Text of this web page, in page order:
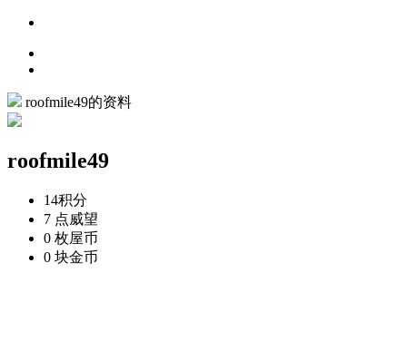
roofmile49的资料
roofmile49
14积分
7 点威望
0 枚屋币
0 块金币